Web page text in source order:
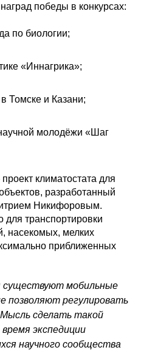
победы в конкурсах:
по биологии;
«Иннагрика»;
Томске и Казани;
молодёжи «Шаг
климатостата для
разработанный
Никифоровым.
для транспортировки
насекомых, мелких
приближенных
мобильные
регулировать
сделать такой
экспедиции
научного сообщества